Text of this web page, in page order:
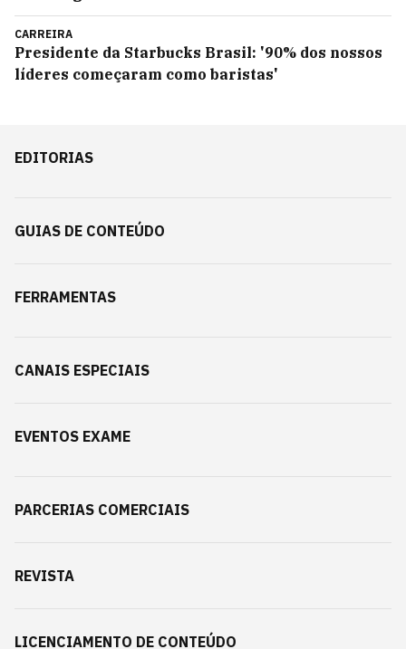
CARREIRA
Presidente da Starbucks Brasil: '90% dos nossos
líderes começaram como baristas'
EDITORIAS
GUIAS DE CONTEÚDO
FERRAMENTAS
CANAIS ESPECIAIS
EVENTOS EXAME
PARCERIAS COMERCIAIS
REVISTA
LICENCIAMENTO DE CONTEÚDO